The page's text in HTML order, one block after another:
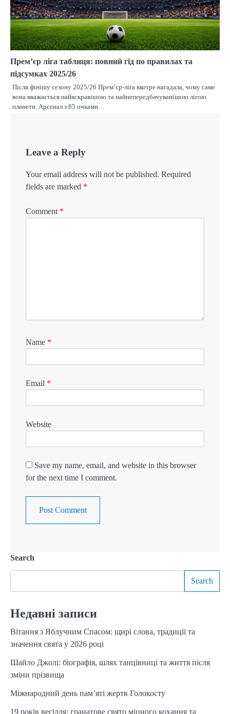
Прем’єр ліга таблиця: повний гід по правилах та
підсумках 2025/26
Після фінішу сезону 2025/26 Прем’єр-ліга вкотре нагадала, чому саме
вона вважається найяскравішою та найнепередбачуванішою лігою
планети. Арсенал з 85 очками…
Leave a Reply
Your email address will not be published. Required
fields are marked *
Comment *
Name *
Email *
Website
Save my name, email, and website in this browser
for the next time I comment.
Search
Search
Недавні записи
Вітання з Яблучним Спасом: щирі слова, традиції та
значення свята у 2026 році
Шайло Джолі: біографія, шлях танцівниці та життя після
зміни прізвища
Міжнародний день пам’яті жертв Голокосту
19 років весілля: гранатове свято міцного кохання та